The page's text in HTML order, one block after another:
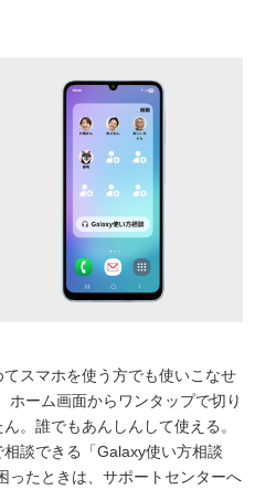
スマホを使う方でも使いこなせ
ホーム画面からワンタップで切り
。誰でもあんしんして使える。
談できる「Galaxy使い方相談
ったときは、サポートセンターへ